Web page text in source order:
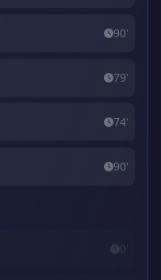
90'
79'
74'
90'
0'